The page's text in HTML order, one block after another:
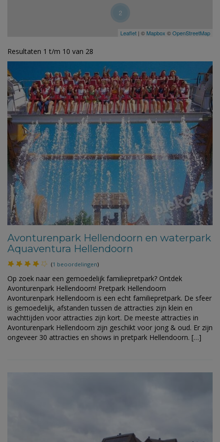
2
Leaflet | © Mapbox ©OpenStreetMap
Resultaten 1 t/m 10 van 28
Avonturenpark Hellendoorn en waterpark
Aquaventura Hellendoorn
(1 beoordelingen)
Op zoek naar een gemoedelijk familiepretpark? Ontdek
Avonturenpark Hellendoorn! Pretpark Hellendoorn
Avonturenpark Hellendoorn is een echt familiepretpark. De sfeer
is gemoedelijk, afstanden tussen de attracties zijn klein en
wachttijden voor attracties zijn kort. De meeste attracties in
Avonturenpark Hellendoorn zijn geschikt voor jong & oud. Er zijn
ongeveer 30 attracties en shows in pretpark Hellendoorn. […]